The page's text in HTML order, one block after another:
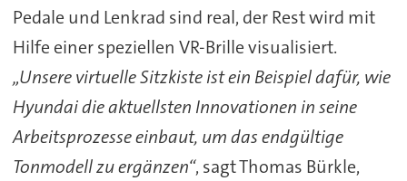
Pedale und Lenkrad sind real, der Rest wird mit
Hilfe einer speziellen VR-Brille visualisiert.
„Unsere virtuelle Sitzkiste ist ein Beispiel dafür, wie
Hyundai die aktuellsten Innovationen in seine
Arbeitsprozesse einbaut, um das endgültige
Tonmodell zu ergänzen“, sagt Thomas Bürkle,